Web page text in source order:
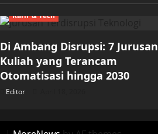
Karir & Tech
Di Ambang Disrupsi: 7 Jurusan
Kuliah yang Terancam
Otomatisasi hingga 2030
Editor